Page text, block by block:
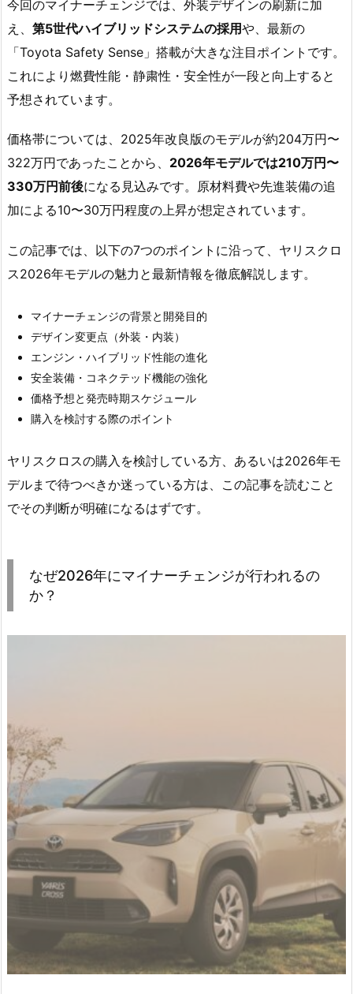
今回のマイナーチェンジでは、外装デザインの刷新に加
え、 第5世代ハイブリッドシステムの採用や、最新の
「Toyota Safety Sense」搭載が大きな注目ポイントです。
これにより燃費性能・静粛性・安全性が一段と向上すると
予想されています。
価格帯については、2025年改良版のモデルが約204万円〜
322万円であったことから、 2026年モデルでは210万円〜
330万円前後になる見込みです。原材料費や先進装備の追
加による10〜30万円程度の上昇が想定されています。
この記事では、以下の7つのポイントに沿って、ヤリスクロ
ス2026年モデルの魅力と最新情報を徹底解説します。
マイナーチェンジの背景と開発目的
デザイン変更点（外装・内装）
エンジン・ハイブリッド性能の進化
安全装備・コネクテッド機能の強化
価格予想と発売時期スケジュール
購入を検討する際のポイント
ヤリスクロスの購入を検討している方、あるいは2026年モ
デルまで待つべきか迷っている方は、この記事を読むこと
でその判断が明確になるはずです。
なぜ2026年にマイナーチェンジが行われるの
か？